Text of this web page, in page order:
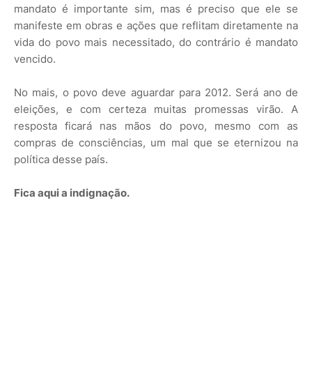
mandato é importante sim, mas é preciso que ele se
manifeste em obras e ações que reflitam diretamente na
vida do povo mais necessitado, do contrário é mandato
vencido.
No mais, o povo deve aguardar para 2012. Será ano de
eleições, e com certeza muitas promessas virão. A
resposta ficará nas mãos do povo, mesmo com as
compras de consciências, um mal que se eternizou na
política desse país.
Fica aqui a indignação.